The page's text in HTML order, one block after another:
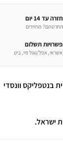
עד 14 יום
מחזירים
תשלום
אפל/גוגל פיי, ביט
בנטפליקס וונסדי
ישראל.